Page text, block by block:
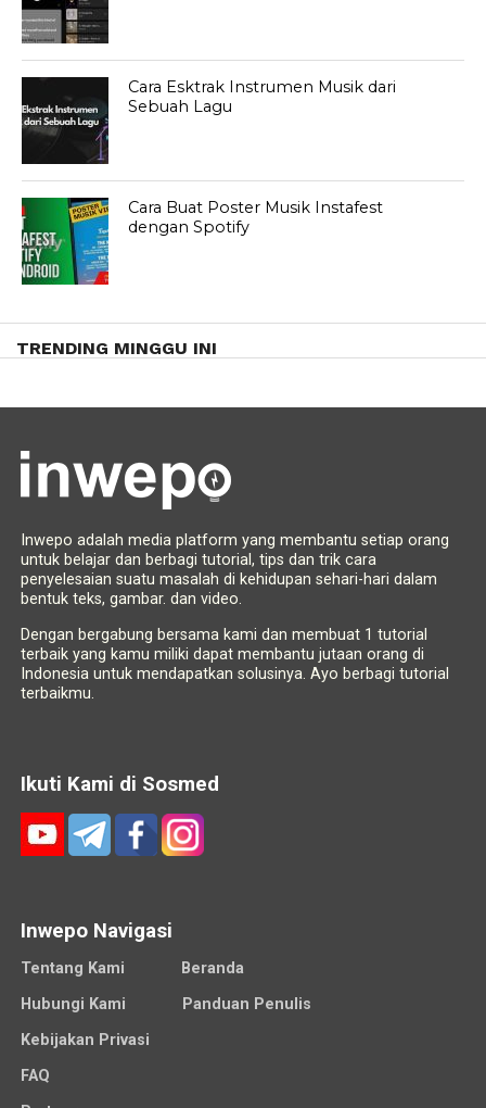
Cara Esktrak Instrumen Musik dari
Sebuah Lagu
Cara Buat Poster Musik Instafest
dengan Spotify
TRENDING MINGGU INI
Inwepo adalah media platform yang membantu setiap orang
untuk belajar dan berbagi tutorial, tips dan trik cara
penyelesaian suatu masalah di kehidupan sehari-hari dalam
bentuk teks, gambar. dan video.
Dengan bergabung bersama kami dan membuat 1 tutorial
terbaik yang kamu miliki dapat membantu jutaan orang di
Indonesia untuk mendapatkan solusinya. Ayo berbagi tutorial
terbaikmu.
Ikuti Kami di Sosmed
Inwepo Navigasi
Tentang Kami
Beranda
Hubungi Kami
Panduan Penulis
Kebijakan Privasi
FAQ